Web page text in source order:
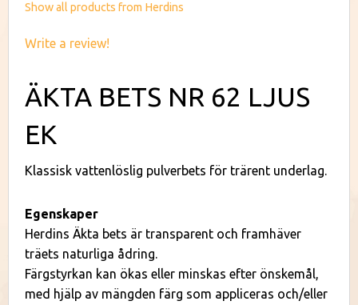
Show all products from Herdins
Write a review!
ÄKTA BETS NR 62 LJUS
EK
Klassisk vattenlöslig pulverbets för trärent underlag.
Egenskaper
Herdins Äkta bets är transparent och framhäver
träets naturliga ådring.
Färgstyrkan kan ökas eller minskas efter önskemål,
med hjälp av mängden färg som appliceras och/eller